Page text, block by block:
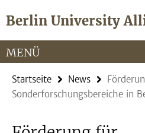
direkt
Inhalt
Berlin University
Service-
Navigation
MENÜ
Startseite News
Sonderforschungsbereiche in